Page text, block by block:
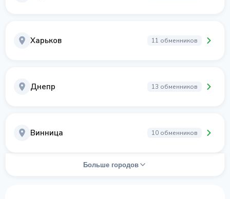
Харьков 11 обменников
Днепр 13 обменников
Винница 10 обменников
Больше городов